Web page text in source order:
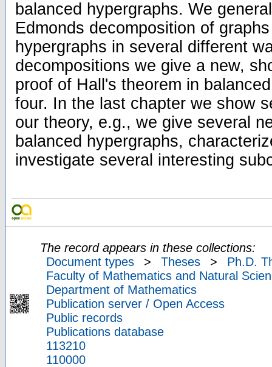
balanced hypergraphs. We
Edmonds decomposition of
hypergraphs in several different
decompositions we give a new,
proof of Hall's theorem in
four. In the last chapter we show
our theory, e.g., we give several
balanced hypergraphs,
investigate several interesting
The record appears in these collections:
Document types
> Theses >
Ph.D.
Faculty of Mathematics and Natural
Department of Mathematics
Publication server / Open Access
Public records
Publications database
113210
110000